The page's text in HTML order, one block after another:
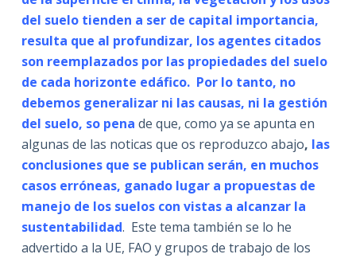
del suelo tienden a ser de capital importancia,
resulta que al profundizar, los agentes citados
son reemplazados por las propiedades del suelo
de cada horizonte edáfico. Por lo tanto, no
debemos generalizar ni las causas, ni la gestión
del suelo, so pena de que, como ya se apunta en
algunas de las noticas que os reproduzco abajo, las
conclusiones que se publican serán, en muchos
casos erróneas, ganado lugar a propuestas de
manejo de los suelos con vistas a alcanzar la
sustentabilidad. Este tema también se lo he
advertido a la UE, FAO y grupos de trabajo de los